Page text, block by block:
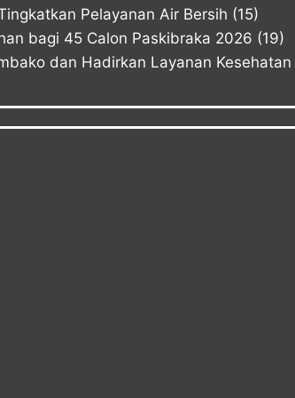
Pelayanan Air Bersih (15)
bagi 45 Calon Paskibraka 2026 (19)
dan Hadirkan Layanan Kesehatan